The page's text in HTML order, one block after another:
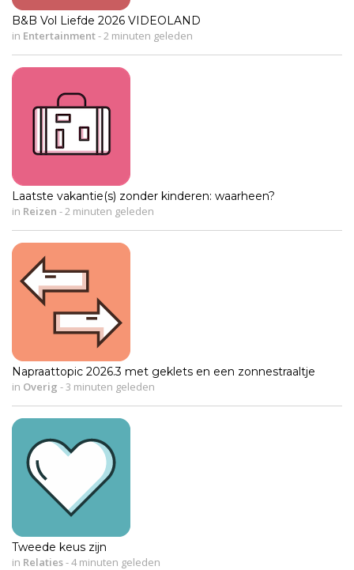
B&B Vol Liefde 2026 VIDEOLAND
in Entertainment- 2 minuten geleden
Laatste vakantie(s) zonder kinderen: waarheen?
in Reizen - 2 minuten geleden
Napraattopic 2026.3 met geklets en een zonnestraaltje
in Overig - 3 minuten geleden
Tweede keus zijn
in Relaties-4 minuten geleden